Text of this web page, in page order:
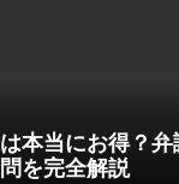
本当にお得？弁
を完全解説